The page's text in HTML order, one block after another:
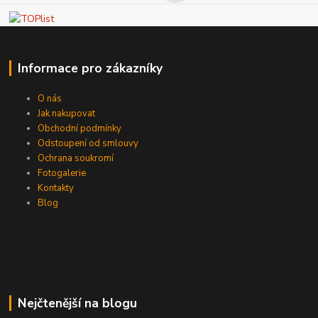
Informace pro zákazníky
O nás
Jak nakupovat
Obchodní podmínky
Odstoupení od smlouvy
Ochrana soukromí
Fotogalerie
Kontakty
Blog
Nejčtenější na blogu